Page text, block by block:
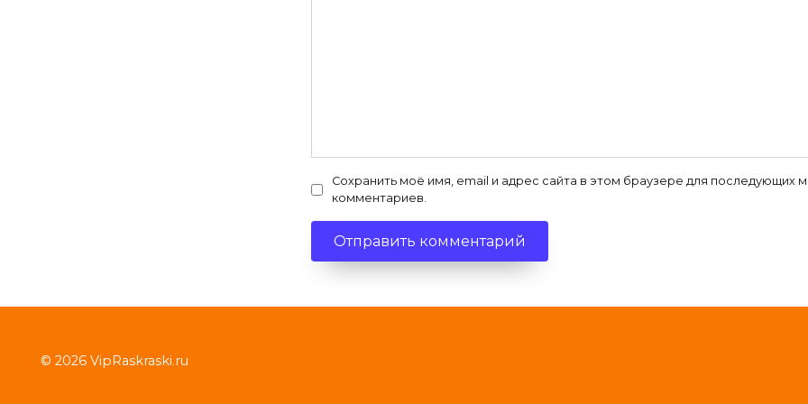
Сохранить моё имя, email и адрес сайта в этом браузере для последующих
комментариев.
© 2026 VipRaskraski.ru